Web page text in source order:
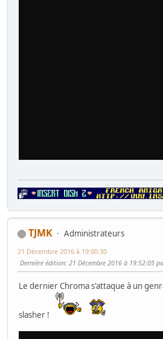
TJMK
Administrateurs
21 Décembre 2016 à 19:00:30
Dernière édition: 21 Décembre 2016 à 19:52:05
Le dernier Chroma s'attaque à un
slasher !